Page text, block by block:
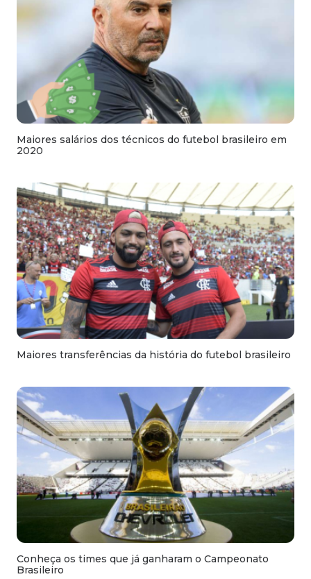
Maiores salários dos técnicos do futebol brasileiro em
2020
Maiores transferências da história do futebol brasileiro
Conheça os times que já ganharam o Campeonato
Brasileiro